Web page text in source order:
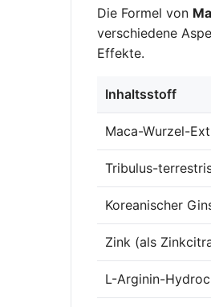
Die Formel von
verschiedene
Effekte.
Inhaltsstoff
Maca-Wurzel-
Tribulus-
Koreanischer
Zink (als
L-Arginin-